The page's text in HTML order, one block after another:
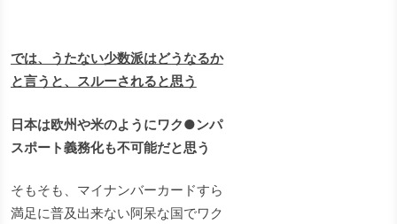
では、うたない少数派はどうなるか
と言うと、スルーされると思う
日本は欧州や米のようにワク●ンパ
スポート義務化も不可能だと思う
そもそも、マイナンバーカードすら
満足に普及出来ない阿呆な国でワク